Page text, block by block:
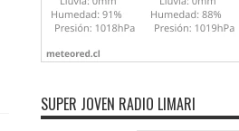
SUPER JOVEN RADIO LIMARI